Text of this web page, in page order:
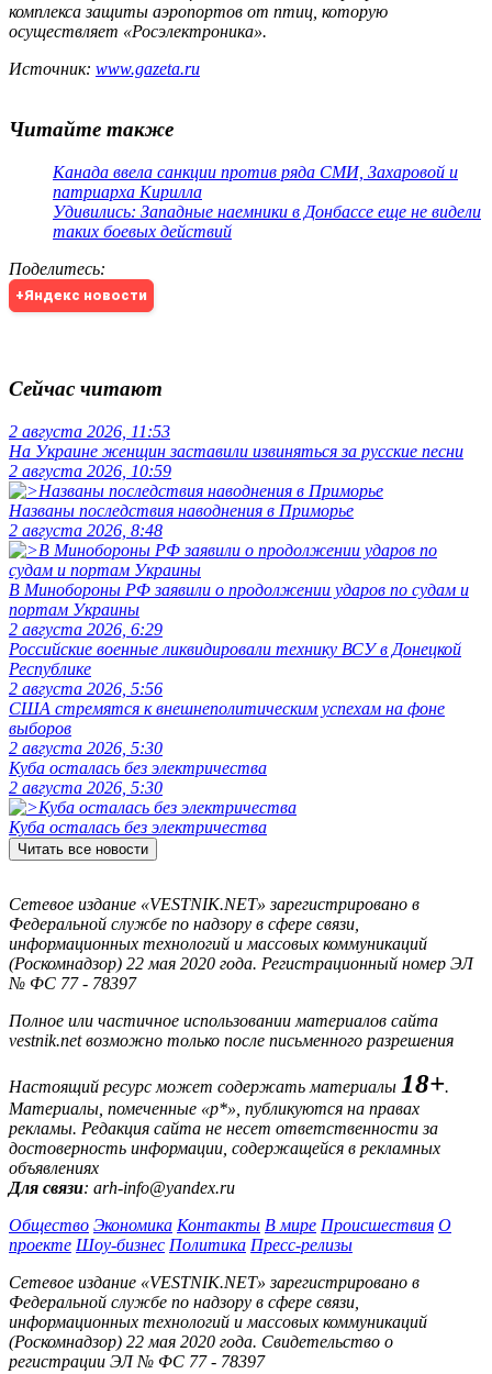
комплекса защиты аэропортов от птиц, которую
осуществляет «Росэлектроника».
Источник: www.gazeta.ru
Читайте также
Канада ввела санкции против ряда СМИ, Захаровой и
патриарха Кирилла
Удивились: Западные наемники в Донбассе еще не видели
таких боевых действий
Поделитесь:
+Яндекс новости
Сейчас читают
2 августа 2026, 11:53
На Украине женщин заставили извиняться за русские песни
2 августа 2026, 10:59
Названы последствия наводнения в Приморье
2 августа 2026, 8:48
В Минобороны РФ заявили о продолжении ударов по судам и
портам Украины
2 августа 2026, 6:29
Российские военные ликвидировали технику ВСУ в Донецкой
Республике
2 августа 2026, 5:56
США стремятся к внешнеполитическим успехам на фоне
выборов
2 августа 2026, 5:30
Куба осталась без электричества
2 августа 2026, 5:30
Куба осталась без электричества
Читать все новости
Сетевое издание «VESTNIK.NET» зарегистрировано в
Федеральной службе по надзору в сфере связи,
информационных технологий и массовых коммуникаций
(Роскомнадзор) 22 мая 2020 года. Регистрационный номер ЭЛ
№ ФС 77 - 78397
Полное или частичное использовании материалов сайта
vestnik.net возможно только после письменного разрешения
Настоящий ресурс может содержать материалы 18+.
Материалы, помеченные «р*», публикуются на правах
рекламы. Редакция сайта не несет ответственности за
достоверность информации, содержащейся в рекламных
объявлениях
Для связи: arh-info@yandex.ru
Общество Экономика Контакты В мире Происшествия О
проекте Шоу-бизнес Политика Пресс-релизы
Сетевое издание «VESTNIK.NET» зарегистрировано в
Федеральной службе по надзору в сфере связи,
информационных технологий и массовых коммуникаций
(Роскомнадзор) 22 мая 2020 года. Свидетельство о
регистрации ЭЛ № ФС 77 - 78397